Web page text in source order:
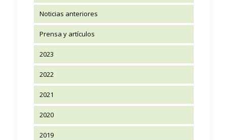
Noticias anteriores
Prensa y artículos
2023
2022
2021
2020
2019